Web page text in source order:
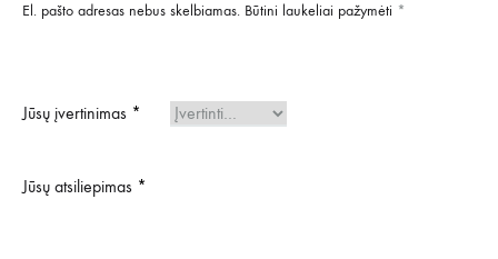
El. pašto adresas nebus skelbiamas. Būtini laukeliai pažymėti *
Jūsų įvertinimas *
Jūsų atsiliepimas *